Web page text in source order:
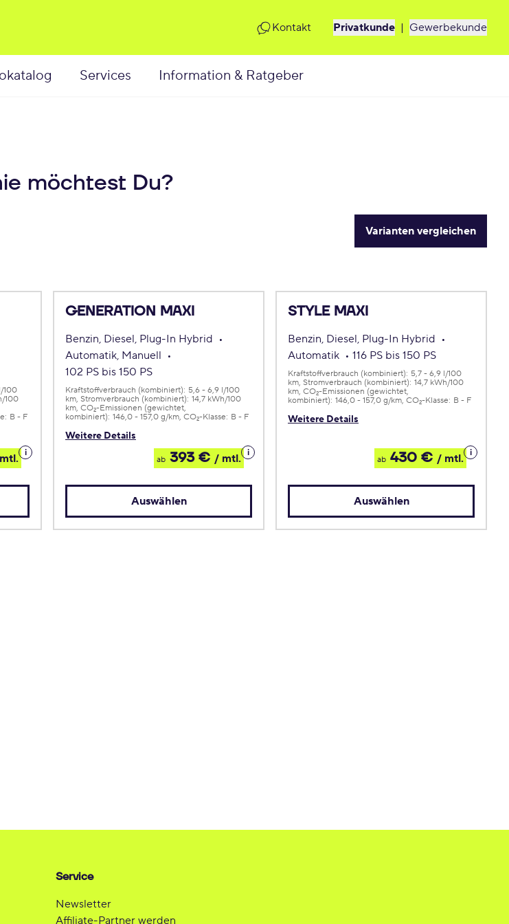
Services Information & Ratgeber
Kontakt Privatkunde | Gewerbekunde
möchtest Du?
100
100
B - F
Details
zum
GENERATION MAXI
Benzin, Diesel, Plug-In Hybrid
Automatik, Manuell
102 PS bis 150 PS
Weitere Details
Kraftstoffverbrauch (kombiniert): 5,6 - 6,9 l/100
km Stromverbrauch (kombiniert): 14,7 kWh/100
km CO2-Emissionen (gewichtet,
kombiniert): 146,0 - 157,0 g/km CO2-Klasse: B - F
ab 393 € / mtl.
Details
zum
Auswählen
STYLE MAXI
Benzin, Diesel, Plug-In Hybrid
Automatik
116 PS bis 150 PS
Weitere Details
Kraftstoffverbrauch (kombiniert): 5,7 - 6,9 l/100
km Stromverbrauch (kombiniert): 14,7 kWh/100
km CO2-Emissionen (gewichtet,
kombiniert): 146,0 - 157,0 g/km CO2-Klasse: B - F
ab 430 € / mtl.
Details
zum
Auswählen
Varianten vergleichen
Service
Newsletter
Affiliate-Partner werden